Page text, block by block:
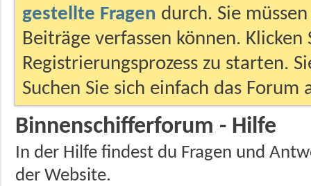
gestellte Fragen durch. Sie
Beiträge verfassen können.
Registrierungsprozess zu starten.
Suchen Sie sich einfach das
Binnenschifferforum - Hilfe
In der Hilfe findest du Fragen und
der Website.